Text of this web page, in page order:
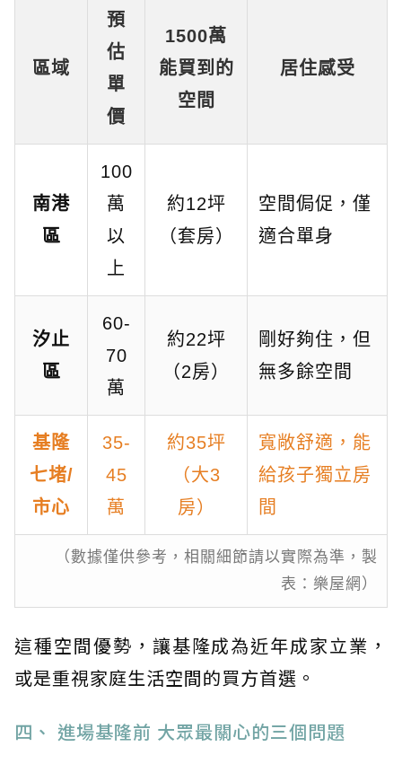
區域
預
估
單
價
1500萬
能買到的
空間
居住感受
南港
區
100
萬
以
上
約12坪
（套房）
空間侷促，僅
適合單身
汐止
區
60-
70
萬
約22坪
（2房）
剛好夠住，但
無多餘空間
基隆
七堵/
市心
35-
45
萬
約35坪
（大3
房）
寬敞舒適，能
給孩子獨立房
間
（數據僅供參考，相關細節請以實際為準，製
表：樂屋網）
這種空間優勢，讓基隆成為近年成家立業，
或是重視家庭生活空間的買方首選。
四、 進場基隆前 大眾最關心的三個問題